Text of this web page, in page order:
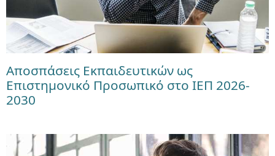
Αποσπάσεις Εκπαιδευτικών ως
Επιστημονικό Προσωπικό στο ΙΕΠ 2026-
2030